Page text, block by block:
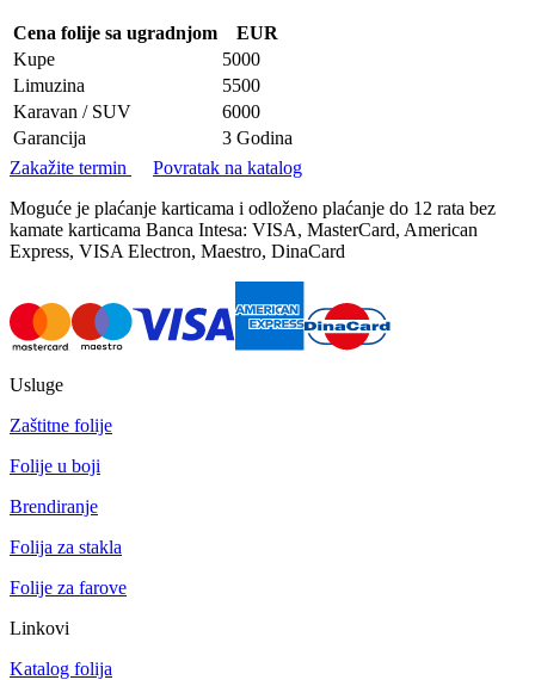
Cena folije sa ugradnjom
EUR
Kupe
5000
Limuzina
5500
Karavan / SUV
6000
Garancija
3 Godina
Zakažite termin
Povratak na katalog
Moguće je plaćanje karticama i odloženo plaćanje do 12 rata bez
kamate karticama Banca Intesa: VISA, MasterCard, American
Express, VISA Electron, Maestro, DinaCard
Usluge
Zaštitne folije
Folije u boji
Brendiranje
Folija za stakla
Folije za farove
Linkovi
Katalog folija